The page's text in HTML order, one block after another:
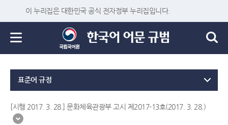
이 누리집은 대한민국 공식 전자정부 누리집입니다.
표준어 규정
[시행 2017. 3. 28.] 문화체육관광부 고시 제2017-13호(2017. 3. 28.)